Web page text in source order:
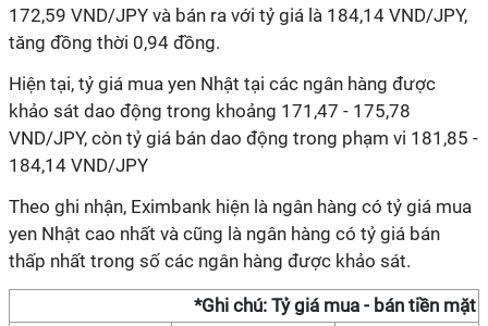
172,59 VND/JPY và bán ra với tỷ giá là 184,14 VND/JPY,
tăng đồng thời 0,94 đồng.
Hiện tại, tỷ giá mua yen Nhật tại các ngân hàng được
khảo sát dao động trong khoảng 171,47 - 175,78
VND/JPY, còn tỷ giá bán dao động trong phạm vi 181,85 -
184,14 VND/JPY
Theo ghi nhận, Eximbank hiện là ngân hàng có tỷ giá mua
yen Nhật cao nhất và cũng là ngân hàng có tỷ giá bán
thấp nhất trong số các ngân hàng được khảo sát.
*Ghi chú: Tỷ giá mua - bán tiền mặt